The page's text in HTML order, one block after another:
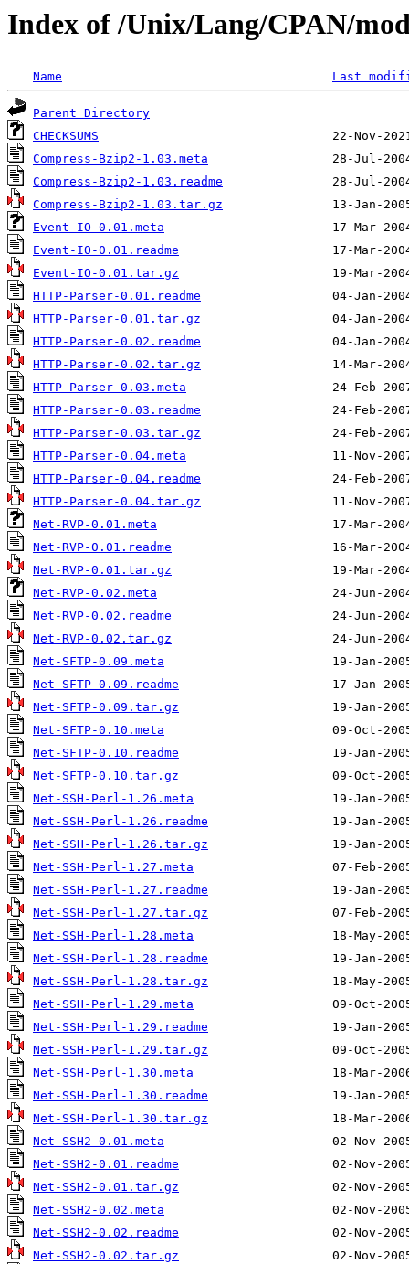
Index of /Unix/Lang/CPAN/
Name Last
Parent Directory
CHECKSUMS
Compress-Bzip2-1.03.meta
Compress-Bzip2-1.03.readme
Compress-Bzip2-1.03.tar.gz
Event-IO-0.01.meta
Event-IO-0.01.readme
Event-IO-0.01.tar.gz
HTTP-Parser-0.01.readme
HTTP-Parser-0.01.tar.gz
HTTP-Parser-0.02.readme
HTTP-Parser-0.02.tar.gz
HTTP-Parser-0.03.meta
HTTP-Parser-0.03.readme
HTTP-Parser-0.03.tar.gz
HTTP-Parser-0.04.meta
HTTP-Parser-0.04.readme
HTTP-Parser-0.04.tar.gz
Net-RVP-0.01.meta
Net-RVP-0.01.readme
Net-RVP-0.01.tar.gz
Net-RVP-0.02.meta
Net-RVP-0.02.readme
Net-RVP-0.02.tar.gz
Net-SFTP-0.09.meta
Net-SFTP-0.09.readme
Net-SFTP-0.09.tar.gz
Net-SFTP-0.10.meta
Net-SFTP-0.10.readme
Net-SFTP-0.10.tar.gz
Net-SSH-Perl-1.26.meta
Net-SSH-Perl-1.26.readme
Net-SSH-Perl-1.26.tar.gz
Net-SSH-Perl-1.27.meta
Net-SSH-Perl-1.27.readme
Net-SSH-Perl-1.27.tar.gz
Net-SSH-Perl-1.28.meta
Net-SSH-Perl-1.28.readme
Net-SSH-Perl-1.28.tar.gz
Net-SSH-Perl-1.29.meta
Net-SSH-Perl-1.29.readme
Net-SSH-Perl-1.29.tar.gz
Net-SSH-Perl-1.30.meta
Net-SSH-Perl-1.30.readme
Net-SSH-Perl-1.30.tar.gz
Net-SSH2-0.01.meta
Net-SSH2-0.01.readme
Net-SSH2-0.01.tar.gz
Net-SSH2-0.02.meta
Net-SSH2-0.02.readme
Net-SSH2-0.02.tar.gz